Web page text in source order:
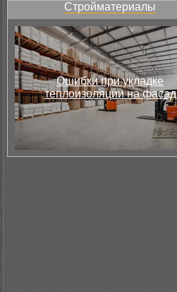
Стройматериалы
Ошибки при укладке
теплоизоляции на фасад